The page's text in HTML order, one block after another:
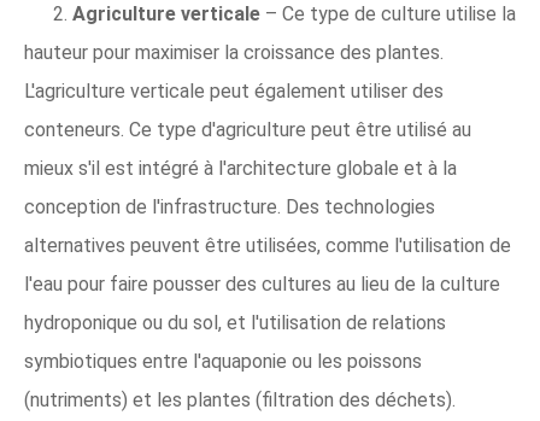
2. Agriculture verticale – Ce type de culture utilise la
hauteur pour maximiser la croissance des plantes.
L'agriculture verticale peut également utiliser des
conteneurs. Ce type d'agriculture peut être utilisé au
mieux s'il est intégré à l'architecture globale et à la
conception de l'infrastructure. Des technologies
alternatives peuvent être utilisées, comme l'utilisation de
l'eau pour faire pousser des cultures au lieu de la culture
hydroponique ou du sol, et l'utilisation de relations
symbiotiques entre l'aquaponie ou les poissons
(nutriments) et les plantes (filtration des déchets).